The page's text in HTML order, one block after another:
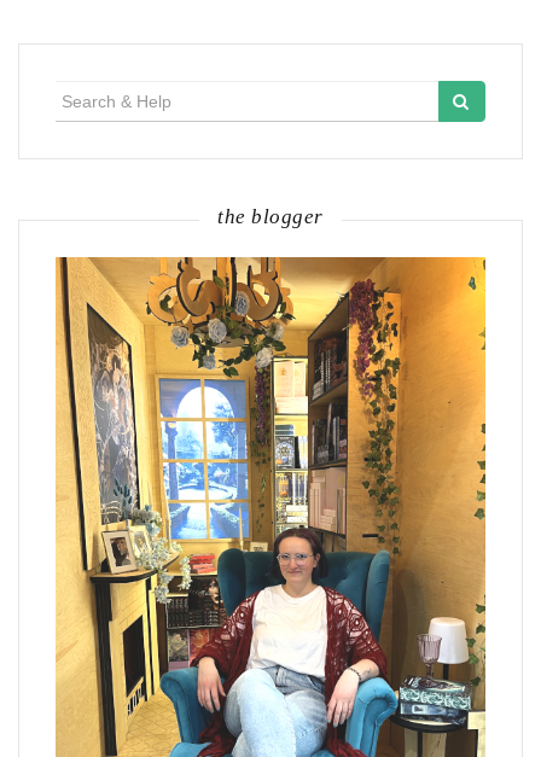
the blogger